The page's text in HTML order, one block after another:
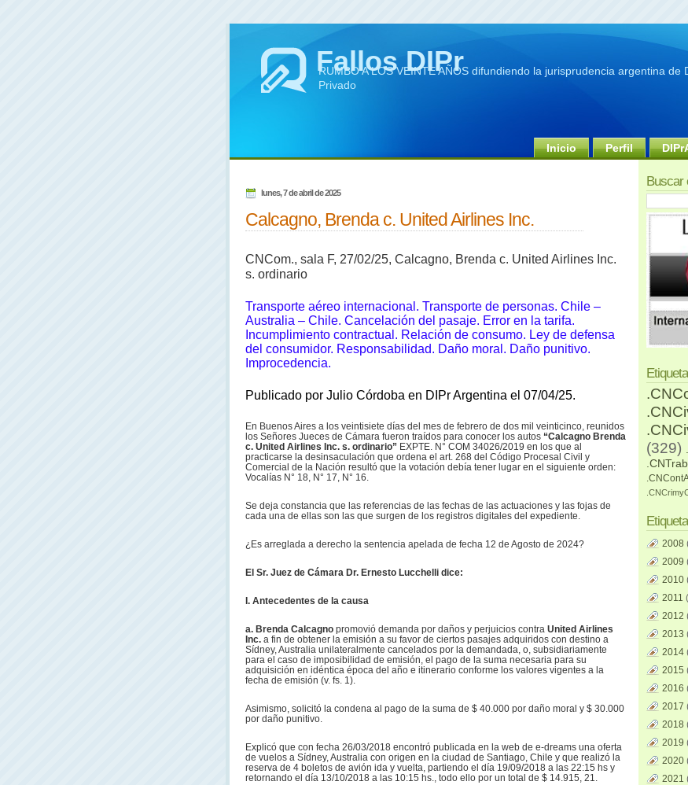
Fallos DIPr
RUMBO A LOS VEINTE AÑOS difundiendo la jurisprudencia argentina de
Privado
Inicio Perfil
lunes, 7 de abril de 2025
Calcagno, Brenda c. United Airlines Inc.
CNCom., sala F, 27/02/25, Calcagno, Brenda c. United Airlines Inc.
s. ordinario
Transporte aéreo internacional. Transporte de personas. Chile –
Australia – Chile. Cancelación del pasaje. Error en la tarifa.
Incumplimiento contractual. Relación de consumo. Ley de defensa
del consumidor. Responsabilidad. Daño moral. Daño punitivo.
Improcedencia.
Publicado por Julio Córdoba en DIPr Argentina el 07/04/25.
En Buenos Aires a los veintisiete días del mes de febrero de dos mil veinticinco, reunidos
los Señores Jueces de Cámara fueron traídos para conocer los autos “Calcagno Brenda
c. United Airlines Inc. s. ordinario” EXPTE. N° COM 34026/2019 en los que al
practicarse la desinsaculación que ordena el art. 268 del Código Procesal Civil y
Comercial de la Nación resultó que la votación debía tener lugar en el siguiente orden:
Vocalías N° 18, N° 17, N° 16.
Se deja constancia que las referencias de las fechas de las actuaciones y las fojas de
cada una de ellas son las que surgen de los registros digitales del expediente.
¿Es arreglada a derecho la sentencia apelada de fecha 12 de Agosto de 2024?
El Sr. Juez de Cámara Dr. Ernesto Lucchelli dice:
I. Antecedentes de la causa
a. Brenda Calcagno promovió demanda por daños y perjuicios contra United Airlines
Inc. a fin de obtener la emisión a su favor de ciertos pasajes adquiridos con destino a
Sídney, Australia unilateralmente cancelados por la demandada, o, subsidiariamente
para el caso de imposibilidad de emisión, el pago de la suma necesaria para su
adquisición en idéntica época del año e itinerario conforme los valores vigentes a la
fecha de emisión (v. fs. 1).
Asimismo, solicitó la condena al pago de la suma de $ 40.000 por daño moral y $ 30.000
por daño punitivo.
Explicó que con fecha 26/03/2018 encontró publicada en la web de e-dreams una oferta
de vuelos a Sídney, Australia con origen en la ciudad de Santiago, Chile y que realizó la
reserva de 4 boletos de avión ida y vuelta, partiendo el día 19/09/2018 a las 22:15 hs y
retornando el día 13/10/2018 a las 10:15 hs., todo ello por un total de $ 14.915, 21.
Buscar
(329)
.CNTrab
2008
2009
2010
2011
2012
2013
2014
2015
2016
2017
2018
2019
2020
2021